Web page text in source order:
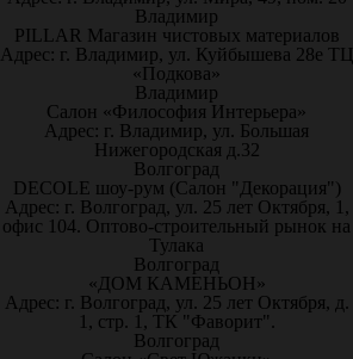
Владимир
PILLAR Магазин чистовых материалов
Адрес: г. Владимир, ул. Куйбышева 28е ТЦ
«Подкова»
Владимир
Салон «Философия Интерьера»
Адрес: г. Владимир, ул. Большая
Нижегородская д.32
Волгоград
DECOLE шоу-рум (Салон "Декорация")
Адрес: г. Волгоград, ул. 25 лет Октября, 1,
офис 104. Оптово-строительный рынок на
Тулака
Волгоград
«ДОМ КАМЕНЬОН»
Адрес: г. Волгоград, ул. 25 лет Октября, д.
1, стр. 1, ТК "Фаворит".
Волгоград